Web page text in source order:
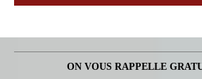
ON VOUS RAPPELLE